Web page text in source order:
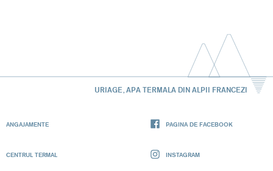
URIAGE, APA TERMALA DIN ALPII FRANCEZI
ANGAJAMENTE
CENTRUL TERMAL
PAGINA DE FACEBOOK
INSTAGRAM